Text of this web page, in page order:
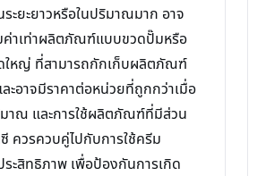
ะยะยาวหรือในปริมาณมาก อาจ
ค่าเท่าผลิตภัณฑ์แบบขวดปั๊มหรือ
ใหญ่ ที่สามารถกักเก็บผลิตภัณฑ์
ะอาจมีราคาต่อหน่วยที่ถูกกว่าเมื่อ
าณ และการใช้ผลิตภัณฑ์ที่มีส่วน
ควรควบคู่ไปกับการใช้ครีม
ะสิทธิภาพ เพื่อป้องกันการเกิด